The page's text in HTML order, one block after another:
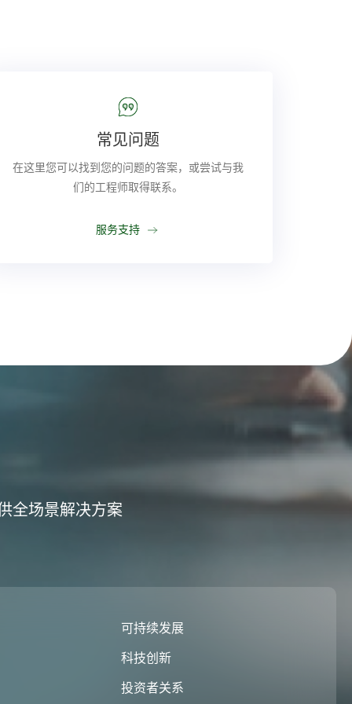
常见问题
在这里您可以找到您的问题的答案，或尝试与我
们的工程师取得联系。
服务支持
全场景解决方案
可持续发展
科技创新
投资者关系